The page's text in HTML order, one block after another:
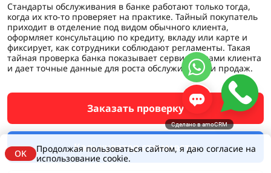
Стандарты обслуживания в банке работают только тогда,
когда их кто-то проверяет на практике. Тайный покупатель
приходит в отделение под видом обычного клиента,
оформляет консультацию по кредиту, вкладу или карте и
фиксирует, как сотрудники соблюдают регламенты. Такая
тайная проверка банка показывает сервис глазами клиента
и дает точные данные для роста обслуживания и продаж.
Заказать проверку
Калькулятор стоимости
OK
Продолжая пользоваться сайтом, я даю согласие на
использование cookie.
Сделано в amoCRM